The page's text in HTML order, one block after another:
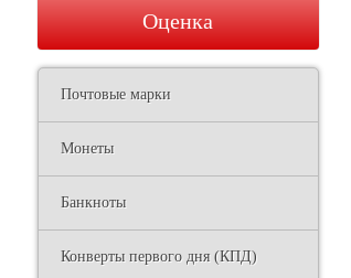
Оценка
Почтовые марки
Монеты
Банкноты
Конверты первого дня (КПД)